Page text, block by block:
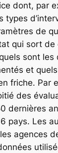
dont, par
types
de
qui sort
sont les
et
friche. Par
des
dernières
pays. Les
agences